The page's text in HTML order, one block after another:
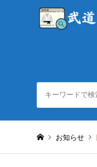
お知らせ